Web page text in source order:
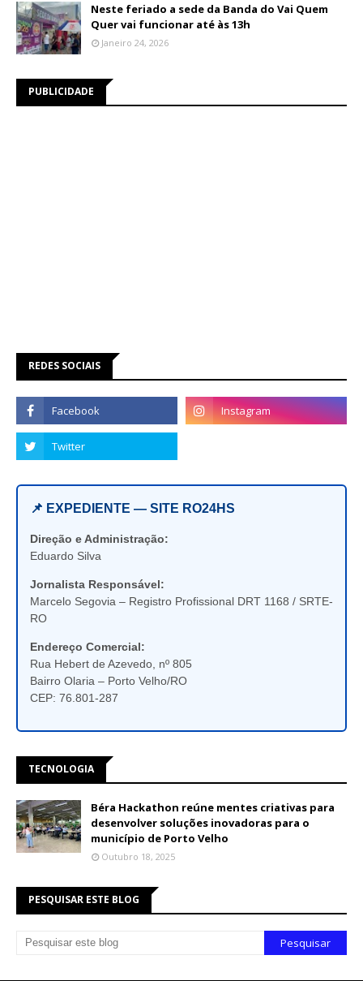
Neste feriado a sede da Banda do Vai Quem
Quer vai funcionar até às 13h
Janeiro 24, 2026
PUBLICIDADE
REDES SOCIAIS
📌 EXPEDIENTE — SITE RO24HS
Direção e Administração:
Eduardo Silva
Jornalista Responsável:
Marcelo Segovia – Registro Profissional DRT 1168 / SRTE-
RO
Endereço Comercial:
Rua Hebert de Azevedo, nº 805
Bairro Olaria – Porto Velho/RO
CEP: 76.801-287
TECNOLOGIA
Béra Hackathon reúne mentes criativas para
desenvolver soluções inovadoras para o
município de Porto Velho
Outubro 18, 2025
PESQUISAR ESTE BLOG